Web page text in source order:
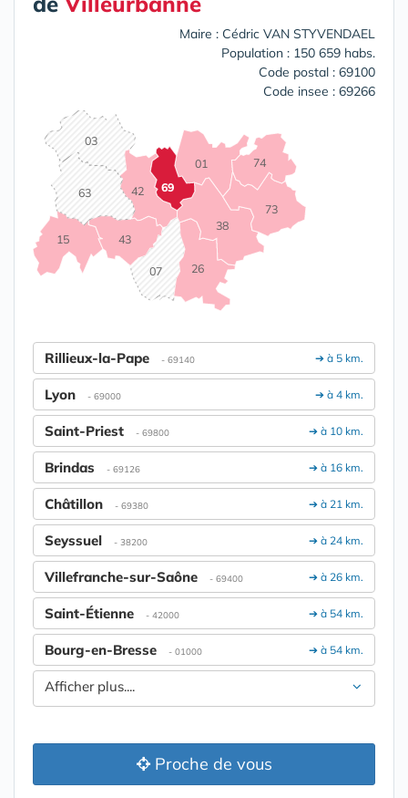
Maire : Cédric VAN STYVENDAEL
Population : 150 659 habs.
Code postal : 69100
Code insee : 69266
01
03
07
15
26
38
42
43
63
69
73
74
➔ à 5 km.
Rillieux-la-Pape - 69140
➔ à 4 km.
Lyon - 69000
➔ à 10 km.
Saint-Priest - 69800
➔ à 16 km.
Brindas - 69126
➔ à 21 km.
Châtillon - 69380
➔ à 24 km.
Seyssuel - 38200
➔ à 26 km.
Villefranche-sur-Saône - 69400
➔ à 54 km.
Saint-Étienne - 42000
➔ à 54 km.
Bourg-en-Bresse - 01000
Afficher plus....
Proche de vous